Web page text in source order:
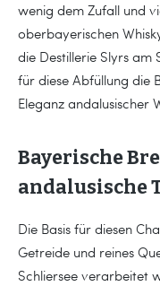
wenig dem Zufall und
oberbayerischen
die Destillerie Slyrs am
für diese Abfüllung die
Eleganz andalusischer
Bayerische
andalusische
Die Basis für diesen
Getreide und reines
Schliersee verarbeitet